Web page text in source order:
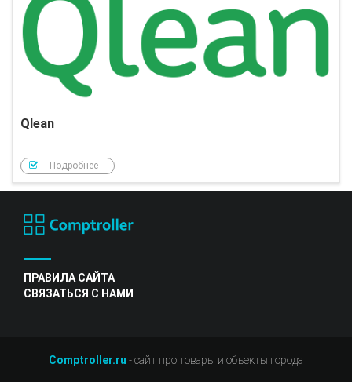
Qlean
Подробнее
ПРАВИЛА САЙТА
СВЯЗАТЬСЯ С НАМИ
Comptroller.ru - сайт про товары и объекты города